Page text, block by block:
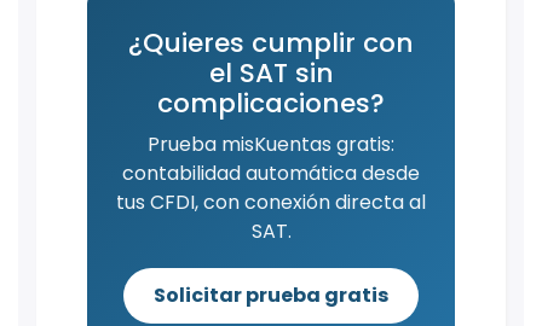
¿Quieres cumplir con
el SAT sin
complicaciones?
Prueba misKuentas gratis:
contabilidad automática desde
tus CFDI, con conexión directa al
SAT.
Solicitar prueba gratis